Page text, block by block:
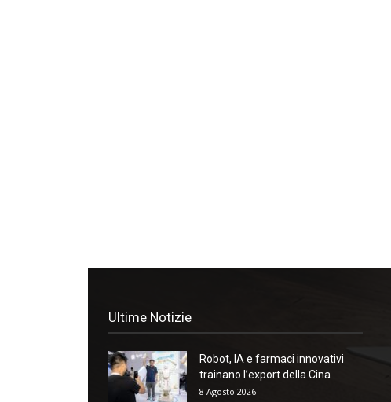
Ultime Notizie
Robot, IA e farmaci innovativi
trainano l’export della Cina
8 Agosto 2026